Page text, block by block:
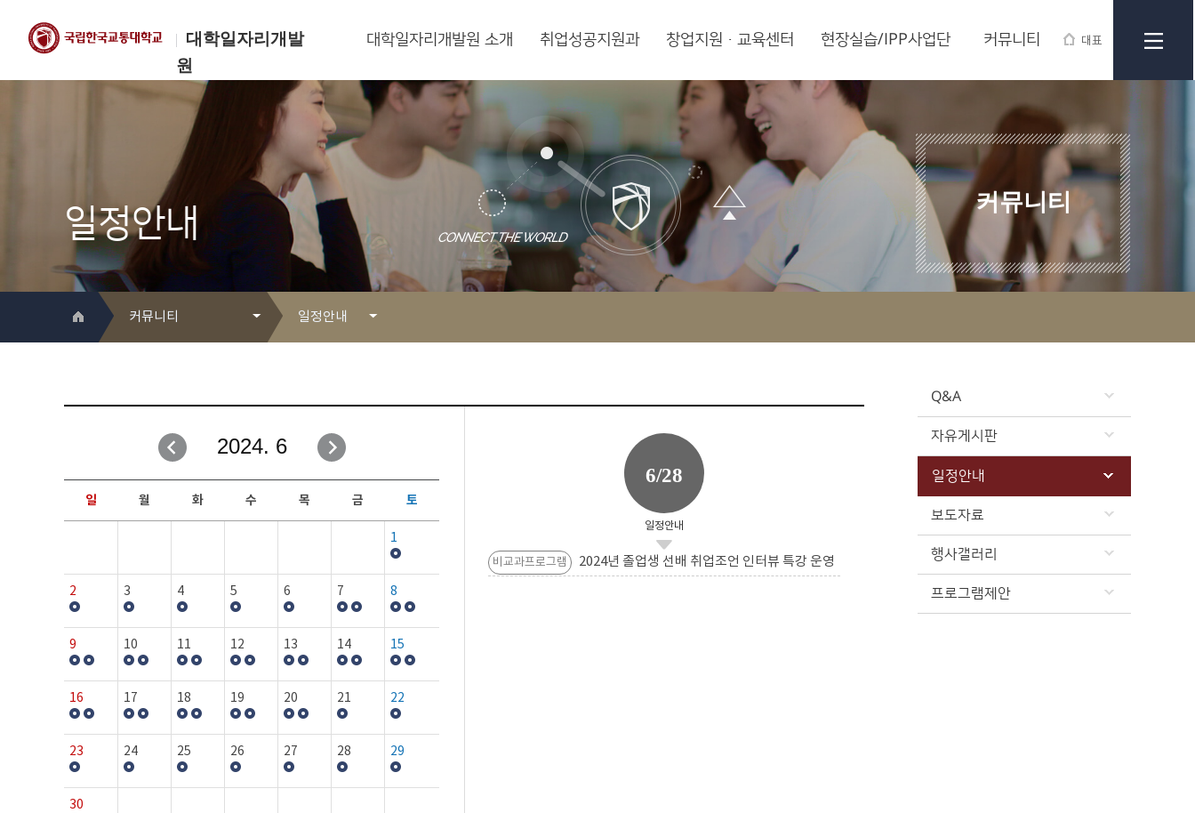
대학일자리개발
원
대표
한국교통대학교
대학일자리개발원
대학일자리개발원 소개 취업성공지원과 창업지원·교육센터 현장실습/IPP사업단 커뮤니티
일정안내
커뮤니티
커뮤니티
취업성공지원과
창업지원·교육센터
현장실습/IPP사업단
커뮤니티
일정안내
자유게시판
일정안내
보도자료
행사갤러리
Q&A
자유게시판
일정안내
보도자료
행사갤러리
프로그램제안
2024. 6
일 월 화 수 목 금 토
1
2 3 4 5 6 7 8
9 10 11 12 13 14 15
16 17 18 19 20 21 22
23 24 25 26 27 28 29
30
6/28
일정안내
비교과프로그램 2024년 졸업생 선배 취업조언 인터뷰 특강 운영